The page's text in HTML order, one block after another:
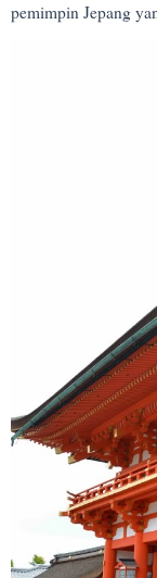
pemimpin Jepang